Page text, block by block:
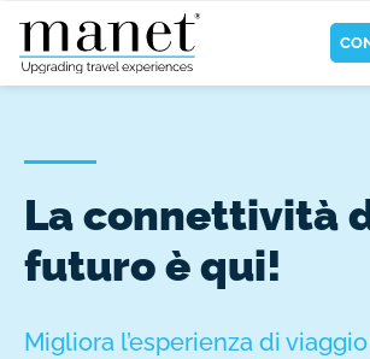
La connettività
futuro è qui!
Migliora l’esperienza di